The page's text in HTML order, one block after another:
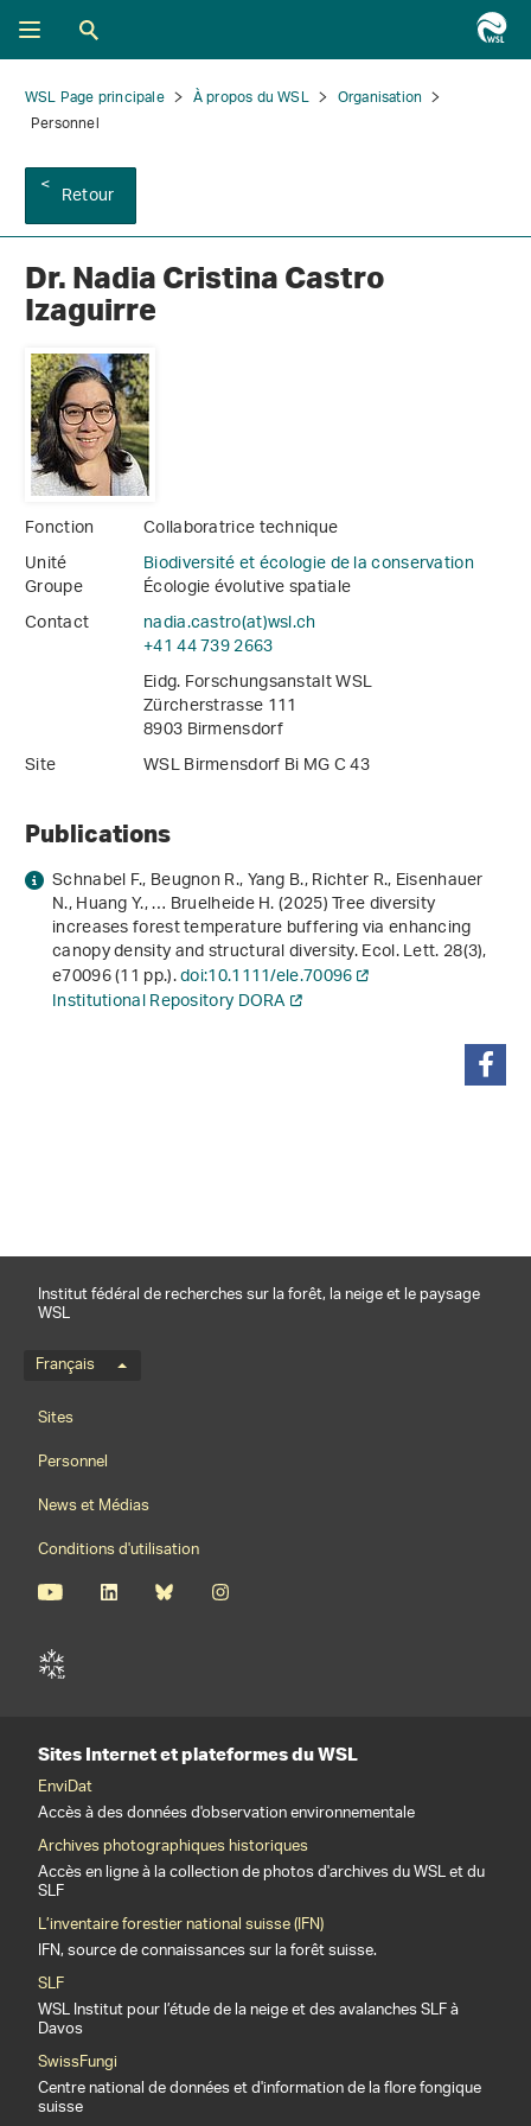
WSL Page principale À propos du WSL
Organisation
Personnel
Retour
Dr. Nadia Cristina Castro
Izaguirre
Fonction
Collaboratrice technique
Unité
Biodiversité et écologie de la conservation
Groupe
Écologie évolutive spatiale
Contact
nadia.castro(at)wsl.ch
+41 44 739 2663
Eidg. Forschungsanstalt WSL
Zürcherstrasse 111
8903 Birmensdorf
Site
WSL Birmensdorf Bi MG C 43
Publications
Schnabel F., Beugnon R., Yang B., Richter R., Eisenhauer
N., Huang Y., … Bruelheide H. (2025) Tree diversity
increases forest temperature buffering via enhancing
canopy density and structural diversity. Ecol. Lett.28(3),
e70096 (11 pp.).doi:10.1111/ele.70096
Institutional Repository DORA
Institut fédéral de recherches sur la forêt, la neige et le paysage
WSL
Menu de langue
Français
Footernavigation
Sites
Personnel
News et Médias
Conditions d'utilisation
Sites Internet et plateformes du WSL
EnviDat
Accès à des données d'observation environnementale
Archives photographiques historiques
Accès en ligne à la collection de photos d'archives du WSL et du
SLF
L’inventaire forestier national suisse (IFN)
IFN, source de connaissances sur la forêt suisse.
SLF
WSL Institut pour l’étude de la neige et des avalanches SLF à
Davos
SwissFungi
Centre national de données et d'information de la flore fongique
suisse